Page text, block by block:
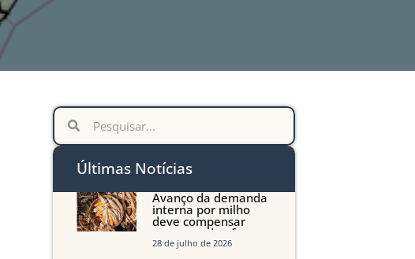
Últimas Notícias
Avanço da demanda
interna por milho
deve compensar
aumento da oferta
com safra recorde em
28 de julho de 2026